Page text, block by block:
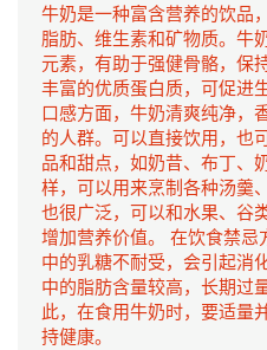
牛奶是一种富含营养的饮品
脂肪、维生素和矿物质。牛
元素，有助于强健骨骼，保
丰富的优质蛋白质，可促进
口感方面，牛奶清爽纯净，
的人群。可以直接饮用，也
品和甜点，如奶昔、布丁、
样，可以用来烹制各种汤羹
也很广泛，可以和水果、谷
增加营养价值。 在饮食禁
中的乳糖不耐受，会引起消
中的脂肪含量较高，长期过
此，在食用牛奶时，要适量
持健康。